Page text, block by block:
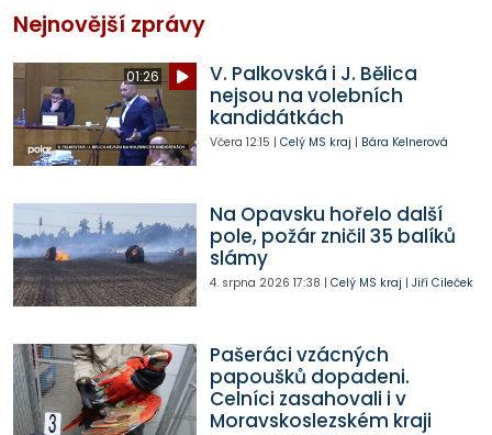
Nejnovější zprávy
01:26
V. Palkovská i J. Bělica
nejsou na volebních
kandidátkách
Včera 12:15 | Celý MS kraj | Bára Kelnerová
Na Opavsku hořelo další
pole, požár zničil 35 balíků
slámy
4. srpna 2026 17:38 | Celý MS kraj | Jiří Cileček
Pašeráci vzácných
papoušků dopadeni.
Celníci zasahovali i v
Moravskoslezském kraji